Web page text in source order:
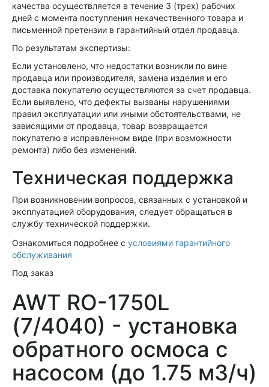
качества осуществляется в течение 3 (трех) рабочих
дней с момента поступления некачественного товара и
письменной претензии в гарантийный отдел продавца.
По результатам экспертизы:
Если установлено, что недостатки возникли по вине
продавца или производителя, замена изделия и его
доставка покупателю осуществляются за счет продавца.
Если выявлено, что дефекты вызваны нарушениями
правил эксплуатации или иными обстоятельствами, не
зависящими от продавца, товар возвращается
покупателю в исправленном виде (при возможности
ремонта) либо без изменений.
Техническая поддержка
При возникновении вопросов, связанных с установкой и
эксплуатацией оборудования, следует обращаться в
службу технической поддержки.
Ознакомиться подробнее с условиями гарантийного
обслуживания
Под заказ
AWT RO-1750L
(7/4040) - установка
обратного осмоса с
насосом (до 1.75 м3/ч)